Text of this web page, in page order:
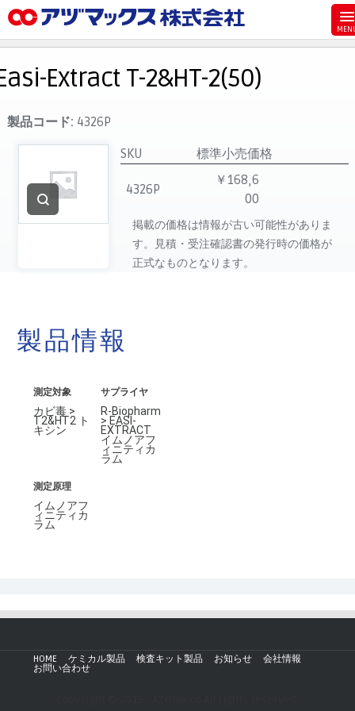
お気に入り
お買い物カゴ
ご注文
マイページ
主要取扱ブランド
Extract T-2&HT-2(50)
製品コード: 4326P
SKU
標準小売価格
4326P
￥168,6
00
掲載の価格は情報が古い可能性がありま
す。見積・受注確認書の発行時の価格が
正式なものとなります。
製品情報
測定対象
カビ毒 >
T2&HT2 ト
キシン
サプライヤ
R-Biopharm
> EASI-
EXTRACT
イムノアフ
ィニティカ
ラム
測定原理
イムノアフ
ィニティカ
ラム
HOME ケミカル製品 検査キット製品 お知らせ
会社情報
お問い合わせ